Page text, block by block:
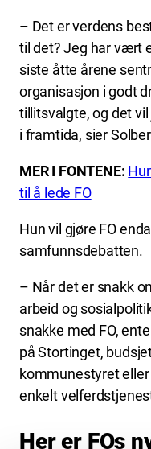
– Det er verdens
til det? Jeg har vært
siste åtte årene
organisasjon i godt
tillitsvalgte, og det
i framtida, sier
MER I FONTENE:
til å lede FO
Hun vil gjøre FO
samfunnsdebatten.
– Når det er snakk
arbeid og
snakke med FO,
på Stortinget,
kommunestyret
enkelt
Her er FOs